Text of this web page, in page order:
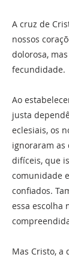
A cruz de
nossos
dolorosa,
fecundidade.
Ao
justa
eclesiais, os
ignoraram as
difíceis, que
comunidade
confiados.
essa escolha
Mas Cristo, a